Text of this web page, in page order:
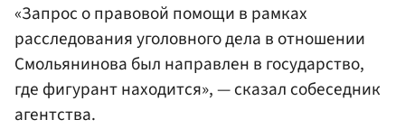
«Запрос о правовой помощи в рамках
расследования уголовного дела в отношении
Смольянинова был направлен в государство,
где фигурант находится», — сказал собеседник
агентства.